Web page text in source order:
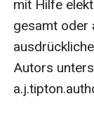
einer
die außerhalb
sich
mächtigen
lieb ist.Vom
mit Hilfe
gesamt oder
Autors